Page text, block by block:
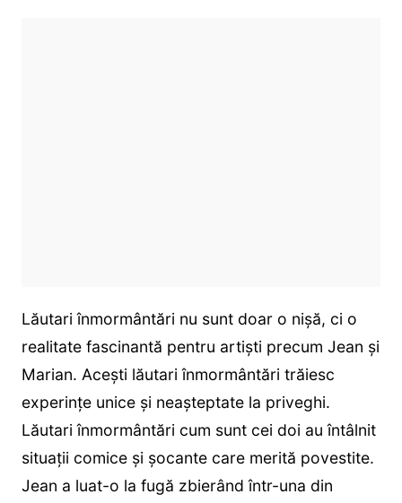
Lăutari înmormântări nu sunt doar o nișă, ci o
realitate fascinantă pentru artiști precum Jean și
Marian. Acești lăutari înmormântări trăiesc
experințe unice și neașteptate la priveghi.
Lăutari înmormântări cum sunt cei doi au întâlnit
situații comice și șocante care merită povestite.
Jean a luat-o la fugă zbierând într-una din